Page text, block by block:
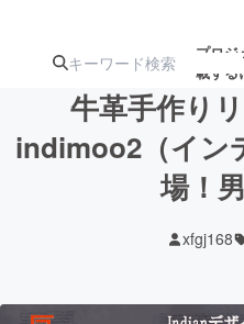
プロジ
載する
注目の新着
牛革手作り
indimoo2（イン
場！
xfgj168